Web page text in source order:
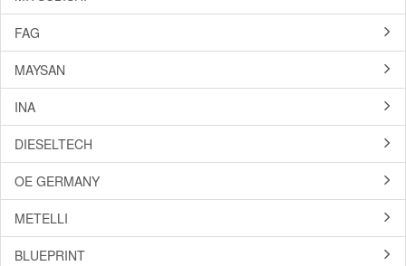
FAG
MAYSAN
INA
DIESELTECH
OE GERMANY
METELLI
BLUEPRINT